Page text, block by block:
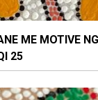
ME MOTIVE
25